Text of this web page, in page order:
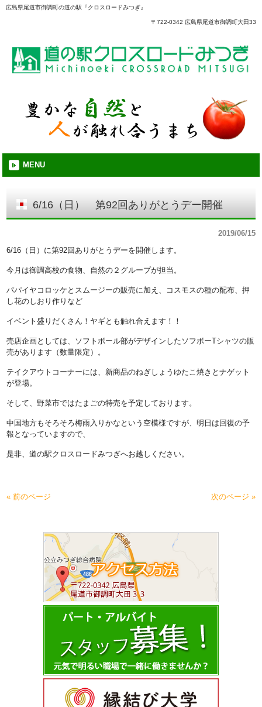
広島県尾道市御調町の道の駅『クロスロードみつぎ』
〒722-0342 広島県尾道市御調町大田33
MENU
6/16（日） 第92回ありがとうデー開催
2019/06/15
6/16（日）に第92回ありがとうデーを開催します。
今月は御調高校の食物、自然の２グループが担当。
パパイヤコロッケとスムージーの販売に加え、コスモスの種の配布、押
し花のしおり作りなど
イベント盛りだくさん！ヤギとも触れ合えます！！
売店企画としては、ソフトボール部がデザインしたソフボーTシャツの販
売があります（数量限定）。
テイクアウトコーナーには、新商品のねぎしょうゆたこ焼きとナゲット
が登場。
そして、野菜市ではたまごの特売を予定しております。
中国地方もそろそろ梅雨入りかなという空模様ですが、明日は回復の予
報となっていますので、
是非、道の駅クロスロードみつぎへお越しください。
« 前のページ 次のページ »